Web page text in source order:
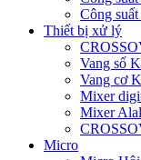
Công
Thiết bị xử lý
Vang số
Vang cơ
Mixer
Mixer
Micro